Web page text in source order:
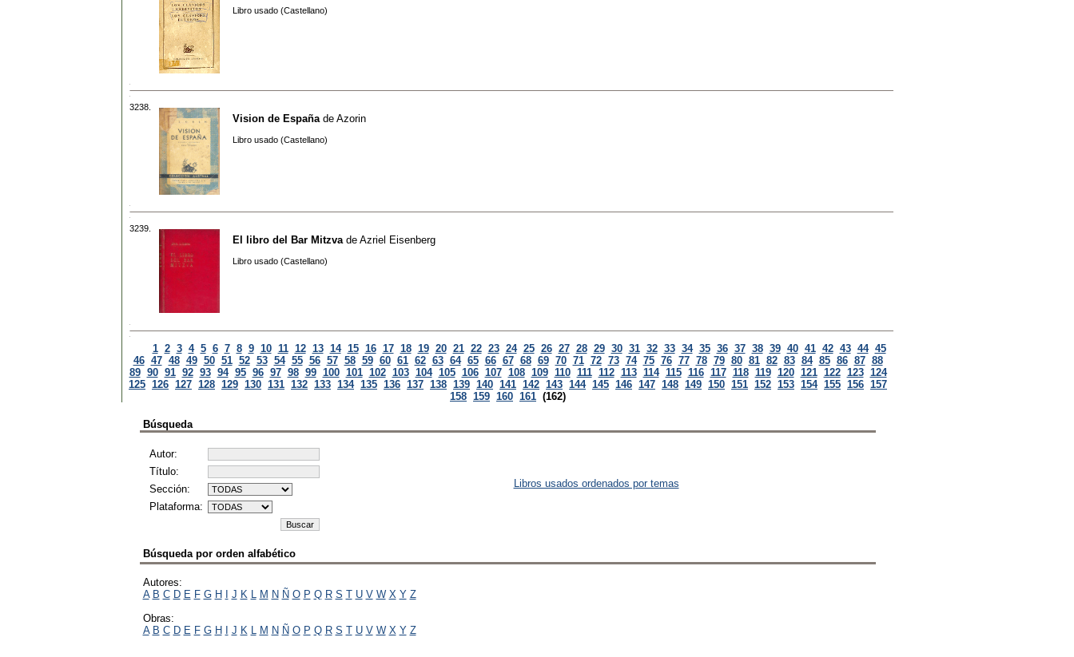
Libro usado (Castellano)
3238.
Vision de España de Azorin
Libro usado (Castellano)
3239.
El libro del Bar Mitzva de Azriel Eisenberg
Libro usado (Castellano)
1 2 3 4 5 6 7 8 9 10 11 12 13 14 15 16 17 18 19 20 21 22 23 24 25 26 27 28 29 30 31 32 33 34 35 36 37 38 39 40 41 42 43 44 45
46 47 48 49 50 51 52 53 54 55 56 57 58 59 60 61 62 63 64 65 66 67 68 69 70 71 72 73 74 75 76 77 78 79 80 81 82 83 84 85 86 87 88
89 90 91 92 93 94 95 96 97 98 99 100 101 102 103 104 105 106 107 108 109 110 111 112 113 114 115 116 117 118 119 120 121 122 123 124
125 126 127 128 129 130 131 132 133 134 135 136 137 138 139 140 141 142 143 144 145 146 147 148 149 150 151 152 153 154 155 156 157
158 159 160 161 (162)
Búsqueda
Autor:
Título:
Sección:
Plataforma:
Libros usados ordenados por temas
Búsqueda por orden alfabético
Autores:
A B C D E F G H I J K L M N Ñ O P Q R S T U V W X Y Z
Obras:
A B C D E F G H I J K L M N Ñ O P Q R S T U V W X Y Z